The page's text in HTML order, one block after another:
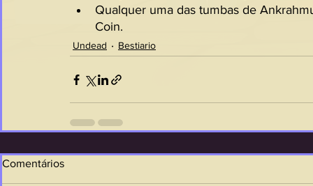
Qualquer uma das tumbas de
Coin.
Undead Bestiario
Comentários